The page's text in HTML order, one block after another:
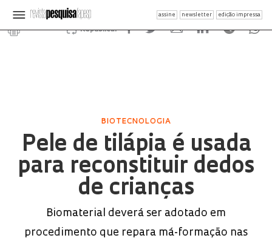
assine newsletter edição impressa
Republicar
BIOTECNOLOGIA
Pele de tilápia é usada
para reconstituir dedos
de crianças
Biomaterial deverá ser adotado em
procedimento que repara má-formação nas